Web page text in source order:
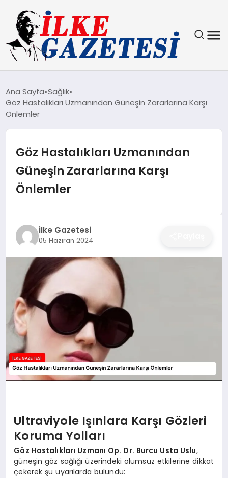
TEKNOLOJI
MAGAZIN
DÜNYA
SIYASET
EĞITIM
Ana Sayfa Sağlık
Göz Hastalıkları Uzmanından Güneşin Zararlarına Karşı
Önlemler
Göz Hastalıkları Uzmanından
Güneşin Zararlarına Karşı
Önlemler
İlke Gazetesi
05 Haziran 2024
Ultraviyole Işınlara Karşı Gözleri
Koruma Yolları
Göz Hastalıkları Uzmanı Op. Dr. Burcu Usta Uslu,
güneşin göz sağlığı üzerindeki olumsuz etkilerine dikkat
çekerek şu uyarılarda bulundu: